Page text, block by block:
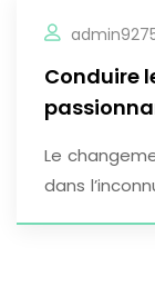
Conduire
Le
dans